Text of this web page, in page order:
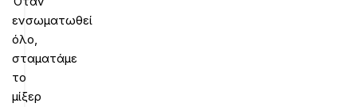
ενσωματωθεί
όλο,
σταματάμε
το
μίξερ